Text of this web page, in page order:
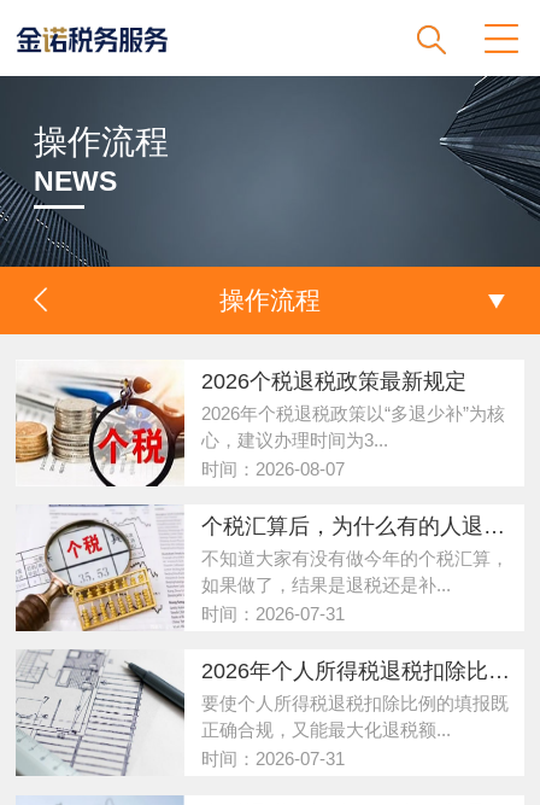
操作流程
NEWS
操作流程
2026个税退税政策最新规定
2026年个税退税政策以“多退少补”为核
心，建议办理时间为3...
时间：2026-08-07
个税汇算后，为什么有的人退税，有的人补税？
不知道大家有没有做今年的个税汇算，
如果做了，结果是退税还是补...
时间：2026-07-31
2026年个人所得税退税扣除比例合规填报与最大化退税策略
要使个人所得税退税扣除比例的填报既
正确合规，又能最大化退税额...
时间：2026-07-31